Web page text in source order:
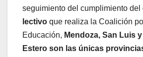
seguimiento del cumplimiento del
lectivo que realiza la Coalición
Educación, Mendoza, San Luis
Estero son las únicas